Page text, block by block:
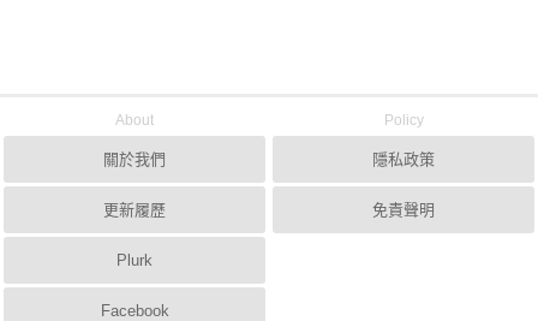
About
關於我們
更新履歷
Plurk
Facebook
Policy
隱私政策
免責聲明